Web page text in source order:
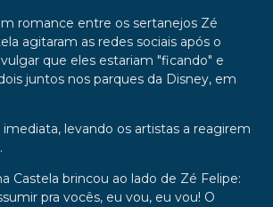
romance entre os sertanejos Zé
agitaram as redes sociais após o
que eles estariam "ficando" e
juntos nos parques da Disney, em
levando os artistas a reagirem
Castela brincou ao lado de Zé Felipe:
pra vocês, eu vou, eu vou! O